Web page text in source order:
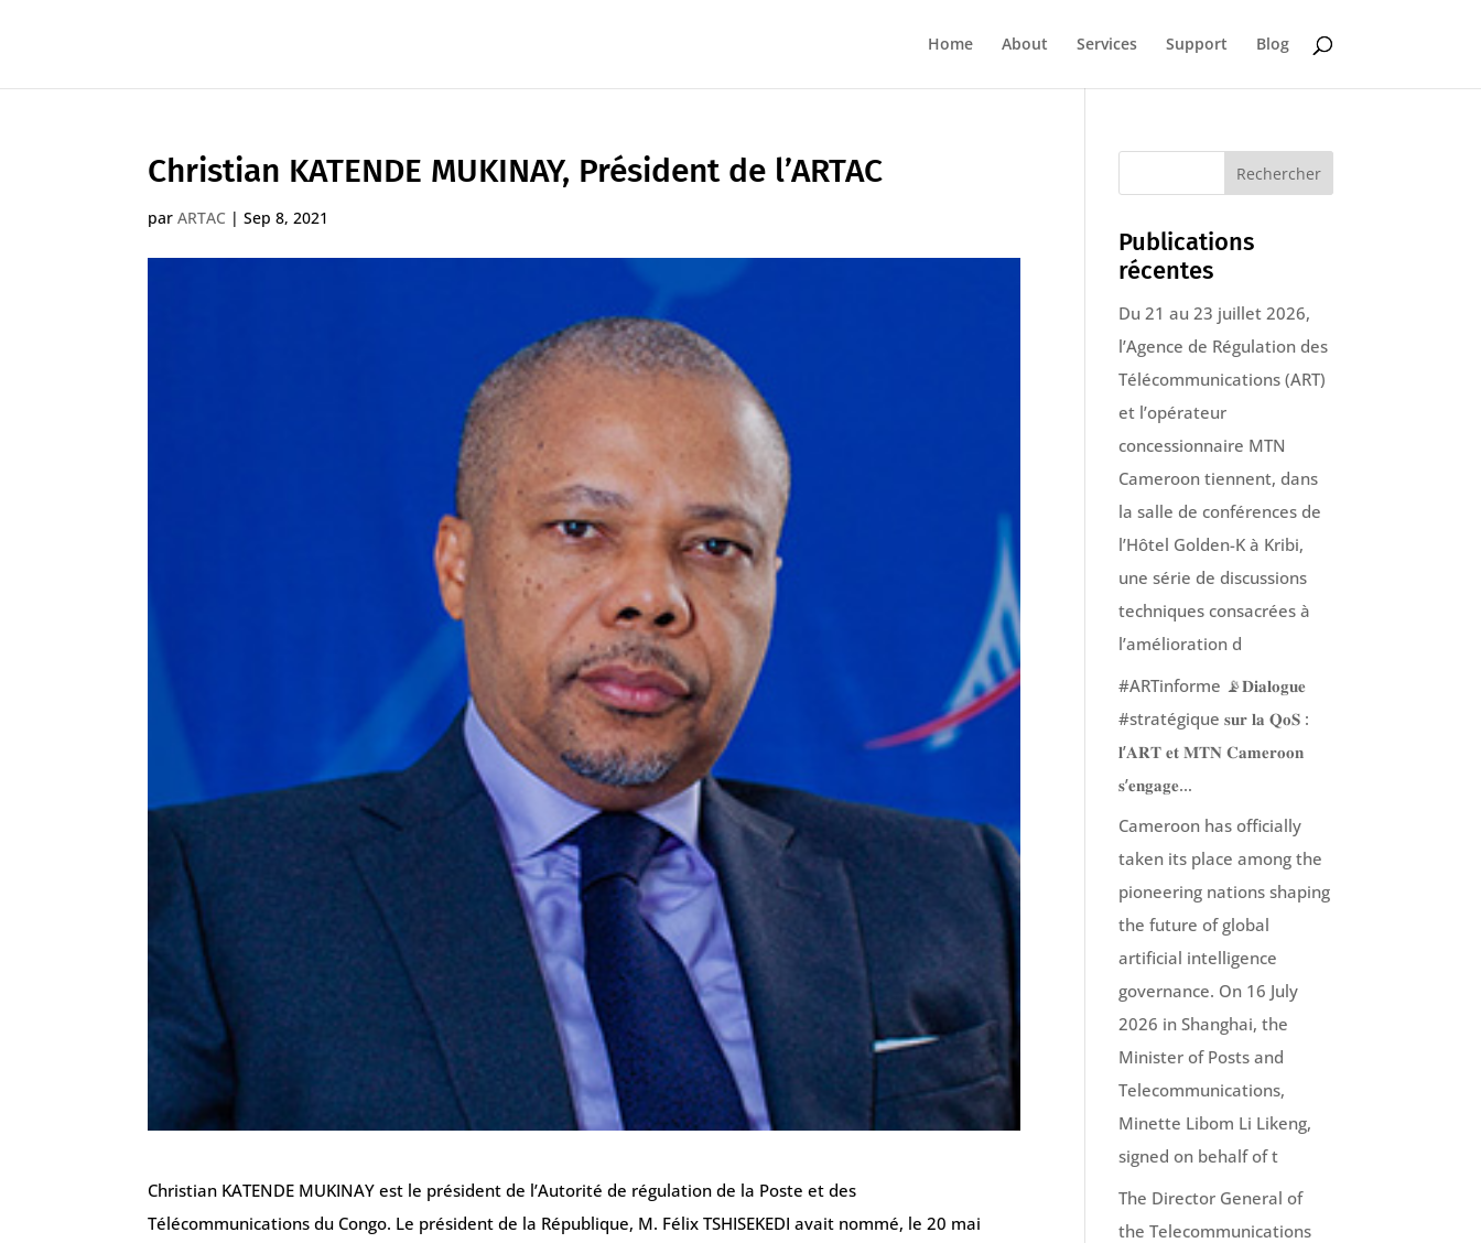
Home About Services Support Blog
Christian KATENDE MUKINAY, Président de l’ARTAC
parARTAC |Sep 8, 2021
Christian KATENDE MUKINAY est le président de l’Autorité de régulation de la Poste et des
Télécommunications du Congo. Le président de la République, M. Félix TSHISEKEDI avait nommé, le 20 mai
Rechercher
Publications
récentes
Du 21 au 23 juillet 2026,
l’Agence de Régulation des
Télécommunications (ART)
et l’opérateur
concessionnaire MTN
Cameroon tiennent, dans
la salle de conférences de
l’Hôtel Golden-K à Kribi,
une série de discussions
techniques consacrées à
l’amélioration d
#ARTinforme 📡𝐃𝐢𝐚𝐥𝐨𝐠𝐮𝐞
#stratégique 𝐬𝐮𝐫 𝐥𝐚 𝐐𝐨𝐒 :
𝐥’𝐀𝐑𝐓 𝐞𝐭 𝐌𝐓𝐍 𝐂𝐚𝐦𝐞𝐫𝐨𝐨𝐧
𝐬’𝐞𝐧𝐠𝐚𝐠𝐞…
Cameroon has officially
taken its place among the
pioneering nations shaping
the future of global
artificial intelligence
governance. On 16 July
2026 in Shanghai, the
Minister of Posts and
Telecommunications,
Minette Libom Li Likeng,
signed on behalf of t
The Director General of
the Telecommunications